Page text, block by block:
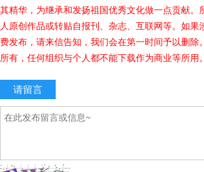
其精华，为继承和发扬祖国优秀文化做一点贡献。
人原创作品或转贴自报刊、杂志、互联网等。如果
费发布，请来信告知，我们会在第一时间予以删除
所有，任何组织与个人都不能下载作为商业等所
请留言